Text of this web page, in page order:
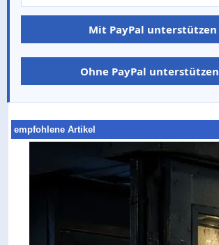
Mit PayPal unterstützen
Ohne PayPal unterstützen
empfohlene Artikel